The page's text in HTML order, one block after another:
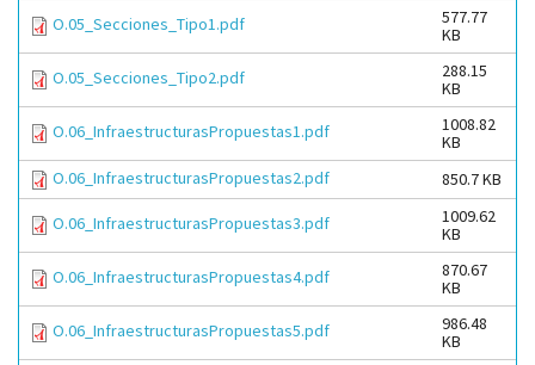
O.05_Secciones_Tipo1.pdf
577.77
KB
O.05_Secciones_Tipo2.pdf
288.15
KB
O.06_InfraestructurasPropuestas1.pdf
1008.82
KB
O.06_InfraestructurasPropuestas2.pdf
850.7 KB
O.06_InfraestructurasPropuestas3.pdf
1009.62
KB
O.06_InfraestructurasPropuestas4.pdf
870.67
KB
O.06_InfraestructurasPropuestas5.pdf
986.48
KB